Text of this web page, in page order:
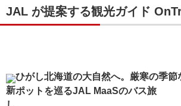
JAL が提案する観光ガイド
ひがし北海道の大自然へ。厳寒の季節
ポットを巡るJAL MaaSのバス旅